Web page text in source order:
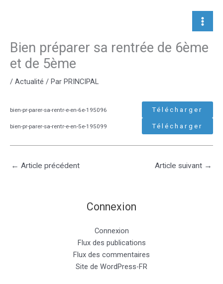
Bien préparer sa rentrée de 6ème
et de 5ème
/ Actualité / Par PRINCIPAL
bien-pr-parer-sa-rentr-e-en-6e-195096 Télécharger
bien-pr-parer-sa-rentr-e-en-5e-195099 Télécharger
← Article précédent Article suivant →
Connexion
Connexion
Flux des publications
Flux des commentaires
Site de WordPress-FR